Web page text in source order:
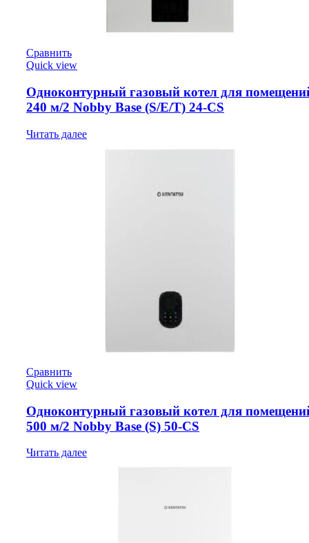
Сравнить
Quick view
Одноконтурный газовый котел для
240 м/2 Nobby Base (S/E/T) 24-CS
Читать далее
Сравнить
Quick view
Одноконтурный газовый котел для
500 м/2 Nobby Base (S) 50-CS
Читать далее